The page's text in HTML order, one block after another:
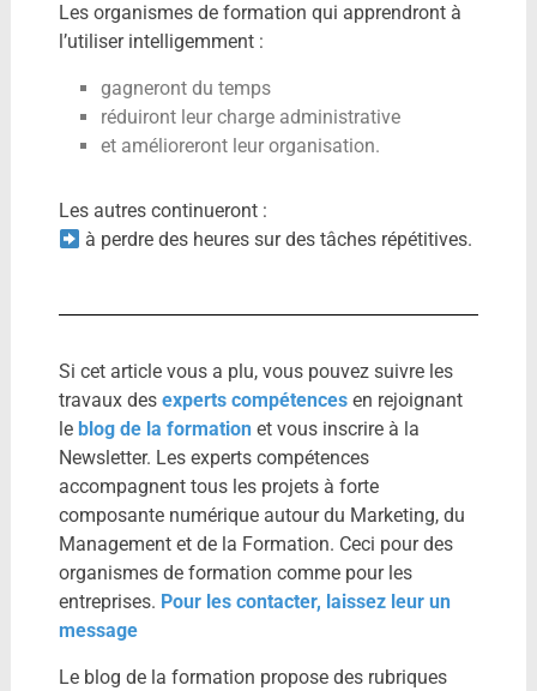
Les organismes de formation qui apprendront à
l’utiliser intelligemment :
gagneront du temps
réduiront leur charge administrative
et amélioreront leur organisation.
Les autres continueront :
à perdre des heures sur des tâches répétitives.
Si cet article vous a plu, vous pouvez suivre les
travaux des experts compétencesen rejoignant
le blog de la formation et vous inscrire à la
Newsletter. Les experts compétences
accompagnent tous les projets à forte
composante numérique autour du Marketing, du
Management et de la Formation. Ceci pour des
organismes de formation comme pour les
entreprises. Pour les contacter, laissez leur un
message
Le blog de la formation propose des rubriques